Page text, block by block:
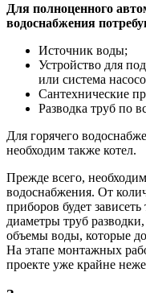
Для полноценного
водоснабжения
Источник воды;
Устройство для
или система
Сантехнические
Разводка труб по
Для горячего
необходим также котел.
Прежде всего,
водоснабжения. От
приборов будет
диаметры труб
объемы воды, которые
На этапе монтажных
проекте уже крайне